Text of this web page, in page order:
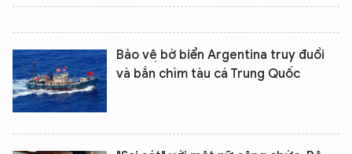
Bảo vệ bờ biển Argentina truy đuổi
và bắn chìm tàu cá Trung Quốc